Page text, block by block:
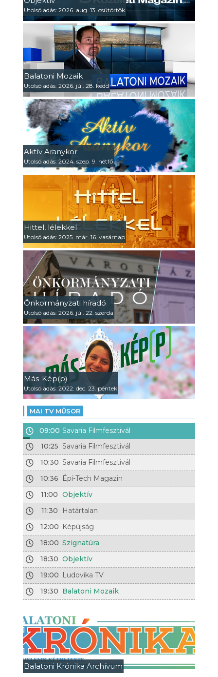
Utolsó adás: 2026. aug. 13. csütörtök
Balatoni Mozaik
Utolsó adás: 2026. júl. 28. kedd
Aktív Aranykor
Utolsó adás: 2024. szep. 9. hétfő
Hittel, lélekkel
Utolsó adás: 2025. már. 16. vasárnap
Önkormányzati híradó
Utolsó adás: 2026. júl. 22. szerda
Más-Kép(p)
Utolsó adás: 2022. dec. 23. péntek
MAI TV MŰSOR
09:00 Savaria Filmfesztivál
10:25 Savaria Filmfesztivál
10:30 Savaria Filmfesztivál
10:36
Épí-Tech Magazin
11:00 Objektív
11:30
Határtalan
12:00 Képújság
18:00 Szignatúra
18:30 Objektív
19:00 Ludovika TV
19:30 Balatoni Mozaik
Balatoni Krónika Archívum